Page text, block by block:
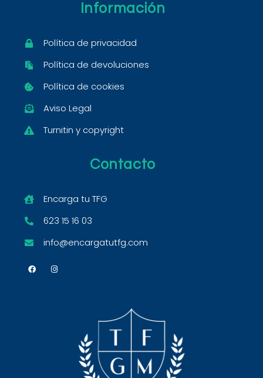
Información
Política de privacidad
Política de devoluciones
Política de cookies
Aviso Legal
Turnitin y copyright
Contacto
Encarga tu TFG
623 15 16 03
info@encargatutfg.com